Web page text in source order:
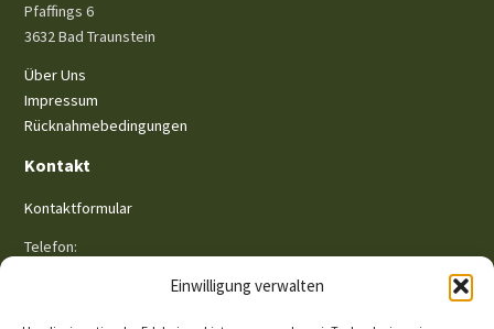
Einwilligung verwalten
Pfaffings 6
3632 Bad Traunstein
Über Uns
Impressum
Rücknahmebedingungen
Kontakt
Kontaktformular
Telefon: